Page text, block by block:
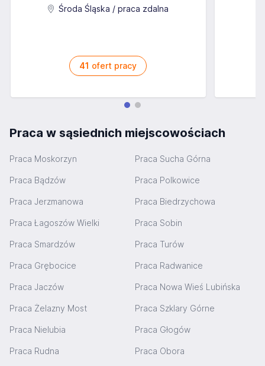
Środa Śląska / praca zdalna
41 ofert pracy
Praca w sąsiednich miejscowościach
Praca Moskorzyn Praca Sucha Górna
Praca Bądzów Praca Polkowice
Praca Jerzmanowa Praca Biedrzychowa
Praca Łagoszów Wielki Praca Sobin
Praca Smardzów Praca Turów
Praca Grębocice Praca Radwanice
Praca Jaczów Praca Nowa Wieś Lubińska
Praca Żelazny Most Praca Szklary Górne
Praca Nielubia Praca Głogów
Praca Rudna Praca Obora